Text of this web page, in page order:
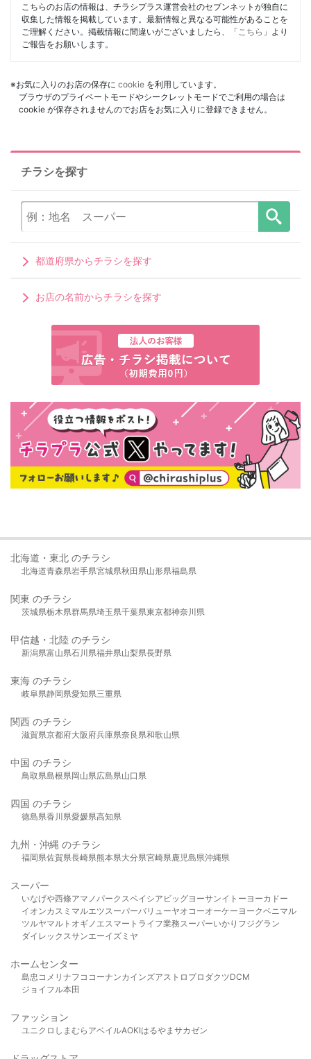
こちらのお店の情報は、チラシプラス運営会社のセブンネットが独自に
収集した情報を掲載しています。最新情報と異なる可能性があることを
ご理解ください。掲載情報に間違いがございましたら、「 こちら 」より
ご報告をお願いします。
※お気に入りのお店の保存に cookie を利用しています。
ブラウザのプライベートモードやシークレットモードでご利用の場合は
cookie が保存されませんのでお店をお気に入りに登録できません。
チラシを探す
都道府県からチラシを探す
お店の名前からチラシを探す
北海道・東北 のチラシ
北海道青森県岩手県宮城県秋田県山形県福島県
関東 のチラシ
茨城県栃木県群馬県埼玉県千葉県東京都神奈川県
甲信越・北陸 のチラシ
新潟県富山県石川県福井県山梨県長野県
東海 のチラシ
岐阜県静岡県愛知県三重県
関西 のチラシ
滋賀県京都府大阪府兵庫県奈良県和歌山県
中国 のチラシ
鳥取県島根県岡山県広島県山口県
四国 のチラシ
徳島県香川県愛媛県高知県
九州・沖縄 のチラシ
福岡県佐賀県長崎県熊本県大分県宮崎県鹿児島県沖縄県
スーパー
いなげや西條アマノパークスベイシア ビッグヨーサンイトーヨーカドー
イオンカスミ マルエツスーパーバリューヤオコーオーケー ヨークベニマル
ツルヤマルト オギノ エスマート ライフ業務スーパーいかり フジグラン
ダイレックスサンエーイズミヤ
ホームセンター
島忠 コメリ ナフコ コーナンカインズアストロプロダクツDCM
ジョイフル本田
ファッション
ユニクロ しまむら アベイルAOKIはるやま サカゼン